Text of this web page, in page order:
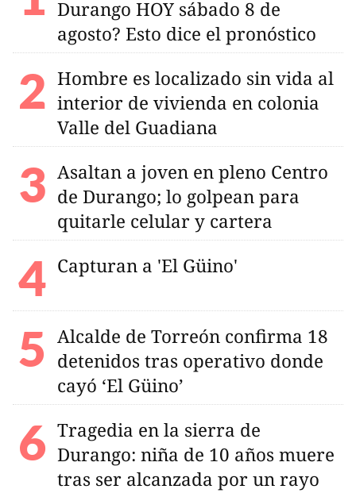
Durango HOY sábado 8 de
agosto? Esto dice el pronóstico
Hombre es localizado sin vida al
interior de vivienda en colonia
Valle del Guadiana
Asaltan a joven en pleno Centro
de Durango; lo golpean para
quitarle celular y cartera
Capturan a 'El Güino'
Alcalde de Torreón confirma 18
detenidos tras operativo donde
cayó ‘El Güino’
Tragedia en la sierra de
Durango: niña de 10 años muere
tras ser alcanzada por un rayo